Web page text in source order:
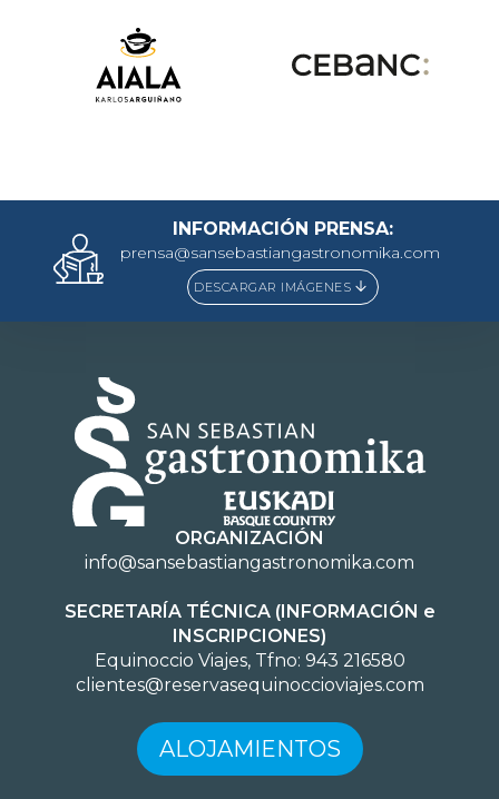
INFORMACIÓN PRENSA:
prensa@sansebastiangastronomika.com
DESCARGAR IMÁGENES
ORGANIZACIÓN
info@sansebastiangastronomika.com
SECRETARÍA TÉCNICA (INFORMACIÓN e
INSCRIPCIONES)
Equinoccio Viajes, Tfno: 943 216580
clientes@reservasequinoccioviajes.com
ALOJAMIENTOS